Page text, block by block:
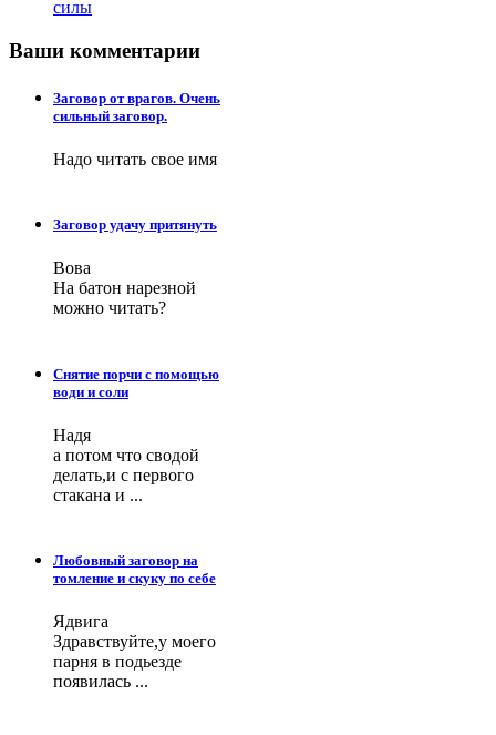
силы
Ваши комментарии
Заговор от врагов. Очень
сильный заговор.
Надо читать свое имя
Заговор удачу притянуть
Вова
На батон нарезной
можно читать?
Снятие порчи с помощью
води и соли
Надя
а потом что сводой
делать,и с первого
стакана и ...
Любовный заговор на
томление и скуку по себе
Ядвига
Здравствуйте,у моего
парня в подьезде
появилась ...